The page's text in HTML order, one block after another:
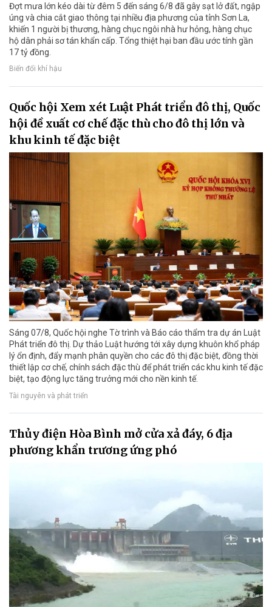
Đợt mưa lớn kéo dài từ đêm 5 đến sáng 6/8 đã gây sạt lở đất, ngập
úng và chia cắt giao thông tại nhiều địa phương của tỉnh Sơn La,
khiến 1 người bị thương, hàng chục ngôi nhà hư hỏng, hàng chục
hộ dân phải sơ tán khẩn cấp. Tổng thiệt hại ban đầu ước tính gần
17 tỷ đồng.
Biến đổi khí hậu
Quốc hội Xem xét Luật Phát triển đô thị, Quốc
hội đề xuất cơ chế đặc thù cho đô thị lớn và
khu kinh tế đặc biệt
Sáng 07/8, Quốc hội nghe Tờ trình và Báo cáo thẩm tra dự án Luật
Phát triển đô thị. Dự thảo Luật hướng tới xây dựng khuôn khổ pháp
lý ổn định, đẩy mạnh phân quyền cho các đô thị đặc biệt, đồng thời
thiết lập cơ chế, chính sách đặc thù để phát triển các khu kinh tế đặc
biệt, tạo động lực tăng trưởng mới cho nền kinh tế.
Tài nguyên và phát triển
Thủy điện Hòa Bình mở cửa xả đáy, 6 địa
phương khẩn trương ứng phó